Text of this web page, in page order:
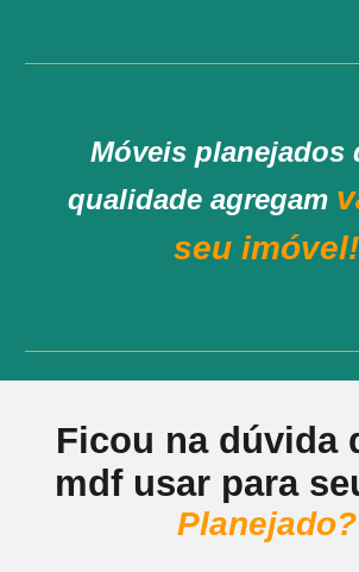
Móveis planejados
qualidade agregam
seu imóvel!
Ficou na dúvida
mdf usar para
Planejado?